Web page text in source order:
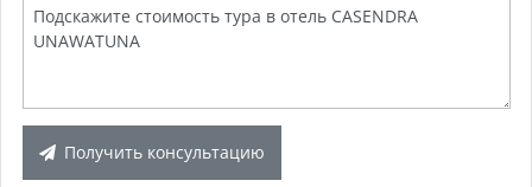
Получить консультацию